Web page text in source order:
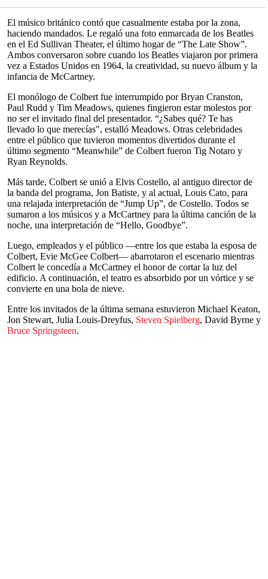
El músico británico contó que casualmente estaba por la zona,
haciendo mandados. Le regaló una foto enmarcada de los Beatles
en el Ed Sullivan Theater, el último hogar de “The Late Show”.
Ambos conversaron sobre cuando los Beatles viajaron por primera
vez a Estados Unidos en 1964, la creatividad, su nuevo álbum y la
infancia de McCartney.
El monólogo de Colbert fue interrumpido por Bryan Cranston,
Paul Rudd y Tim Meadows, quienes fingieron estar molestos por
no ser el invitado final del presentador. “¿Sabes qué? Te has
llevado lo que merecías", estalló Meadows. Otras celebridades
entre el público que tuvieron momentos divertidos durante el
último segmento “Meanwhile” de Colbert fueron Tig Notaro y
Ryan Reynolds.
Más tarde, Colbert se unió a Elvis Costello, al antiguo director de
la banda del programa, Jon Batiste, y al actual, Louis Cato, para
una relajada interpretación de “Jump Up”, de Costello. Todos se
sumaron a los músicos y a McCartney para la última canción de la
noche, una interpretación de “Hello, Goodbye”.
Luego, empleados y el público —entre los que estaba la esposa de
Colbert, Evie McGee Colbert— abarrotaron el escenario mientras
Colbert le concedía a McCartney el honor de cortar la luz del
edificio. A continuación, el teatro es absorbido por un vórtice y se
convierte en una bola de nieve.
Entre los invitados de la última semana estuvieron Michael Keaton,
Jon Stewart, Julia Louis-Dreyfus, Steven Spielberg, David Byrne y
Bruce Springsteen.